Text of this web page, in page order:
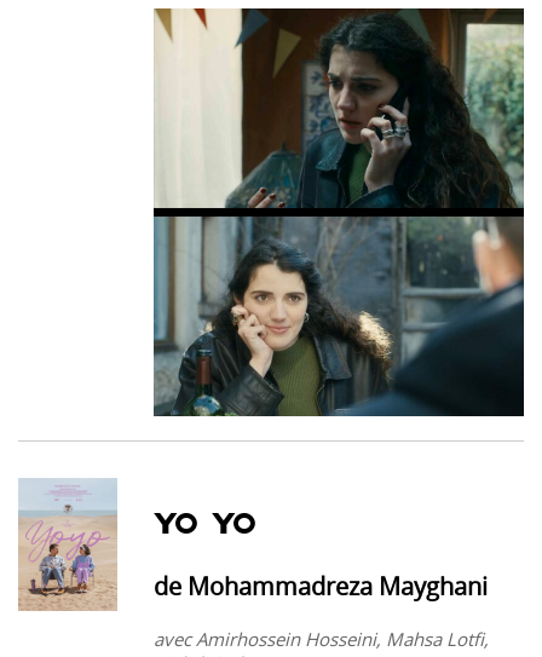
YO YO
de Mohammadreza Mayghani
avec Amirhossein Hosseini, Mahsa Lotfi,